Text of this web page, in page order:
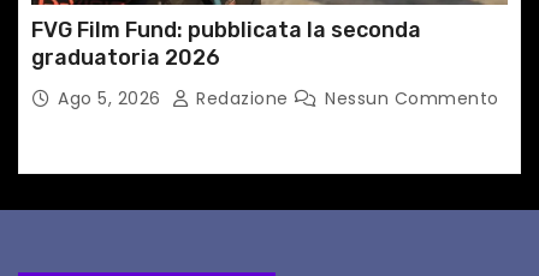
FVG Film Fund: pubblicata la seconda
graduatoria 2026
Ago 5, 2026 Redazione Nessun Commento